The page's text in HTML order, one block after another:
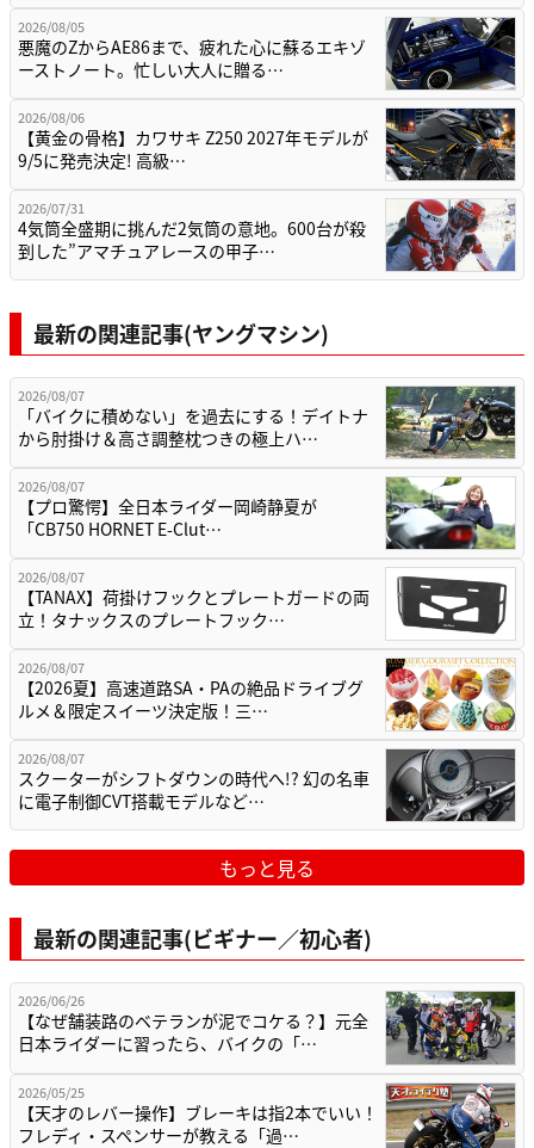
2026/08/05
悪魔のZからAE86まで、疲れた心に蘇るエキゾ
ーストノート。忙しい大人に贈る…
2026/08/06
【黄金の骨格】カワサキ Z250 2027年モデルが
9/5に発売決定! 高級…
2026/07/31
4気筒全盛期に挑んだ2気筒の意地。600台が殺
到した”アマチュアレースの甲子…
最新の関連記事(ヤングマシン)
2026/08/07
「バイクに積めない」を過去にする！デイトナ
から肘掛け＆高さ調整枕つきの極上ハ…
2026/08/07
【プロ驚愕】全日本ライダー岡崎静夏が
「CB750 HORNET E-Clut…
2026/08/07
【TANAX】荷掛けフックとプレートガードの両
立！タナックスのプレートフック…
2026/08/07
【2026夏】高速道路SA・PAの絶品ドライブグ
ルメ＆限定スイーツ決定版！三…
2026/08/07
スクーターがシフトダウンの時代へ!? 幻の名車
に電子制御CVT搭載モデルなど…
もっと見る
最新の関連記事(ビギナー／初心者)
2026/06/26
【なぜ舗装路のベテランが泥でコケる？】元全
日本ライダーに習ったら、バイクの「…
2026/05/25
【天才のレバー操作】ブレーキは指2本でいい！
フレディ・スペンサーが教える「過…